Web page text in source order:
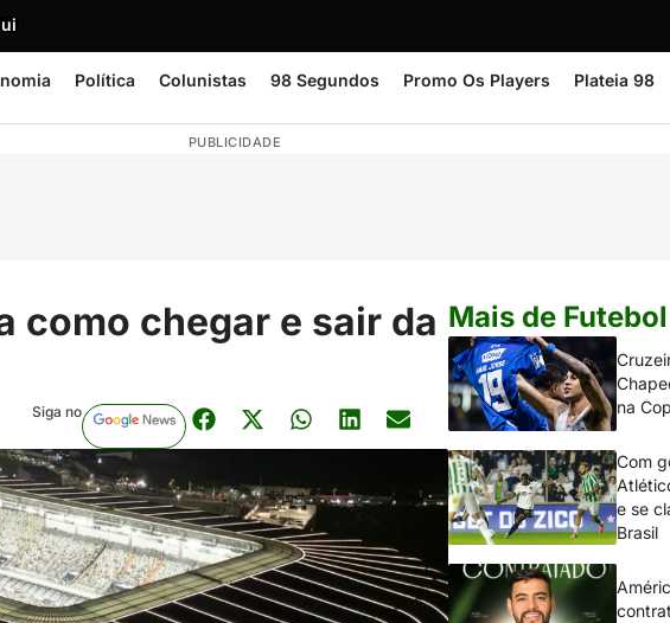
Política Colunistas 98 Segundos Promo Os Players Plateia 98
PUBLICIDADE
como chegar e sair da
Siga no
Mais de
na
Com
e se
Brasil